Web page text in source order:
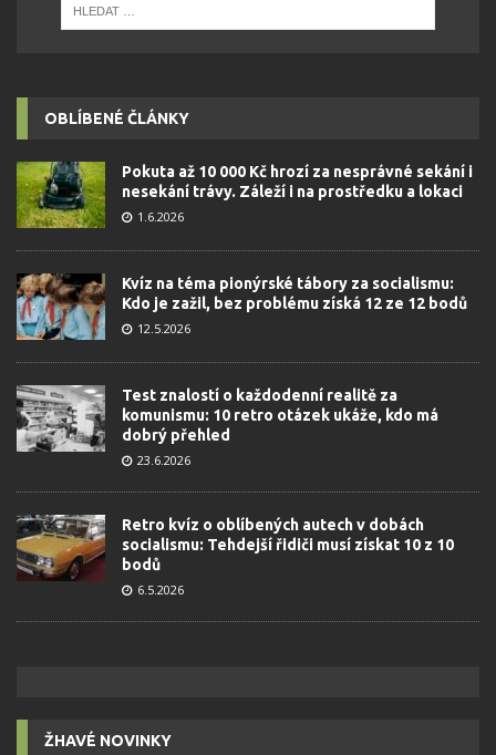
OBLÍBENÉ ČLÁNKY
Pokuta až 10 000 Kč hrozí za nesprávné sekání i
nesekání trávy. Záleží i na prostředku a lokaci
1.6.2026
Kvíz na téma pionýrské tábory za socialismu:
Kdo je zažil, bez problému získá 12 ze 12 bodů
12.5.2026
Test znalostí o každodenní realitě za
komunismu: 10 retro otázek ukáže, kdo má
dobrý přehled
23.6.2026
Retro kvíz o oblíbených autech v dobách
socialismu: Tehdejší řidiči musí získat 10 z 10
bodů
6.5.2026
ŽHAVÉ NOVINKY